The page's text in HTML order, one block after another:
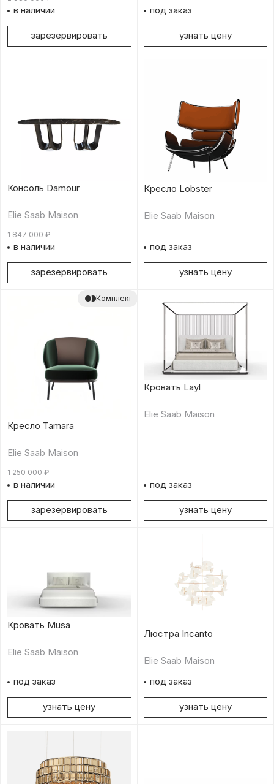
в наличии
зарезервировать
под заказ
узнать цену
Консоль Damour
Elie Saab Maison
1 847 000 ₽
в наличии
зарезервировать
Кресло Lobster
Elie Saab Maison
под заказ
узнать цену
Комплект
Кресло Tamara
Elie Saab Maison
1 250 000 ₽
в наличии
зарезервировать
Кровать Layl
Elie Saab Maison
под заказ
узнать цену
Кровать Musa
Elie Saab Maison
под заказ
узнать цену
Люстра Incanto
Elie Saab Maison
под заказ
узнать цену